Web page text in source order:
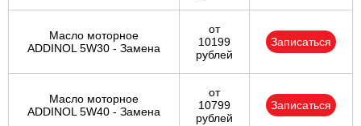
Масло моторное
ADDINOL 5W30 - Замена
от
10199
рублей
Записаться
Масло моторное
ADDINOL 5W40 - Замена
от
10799
рублей
Записаться